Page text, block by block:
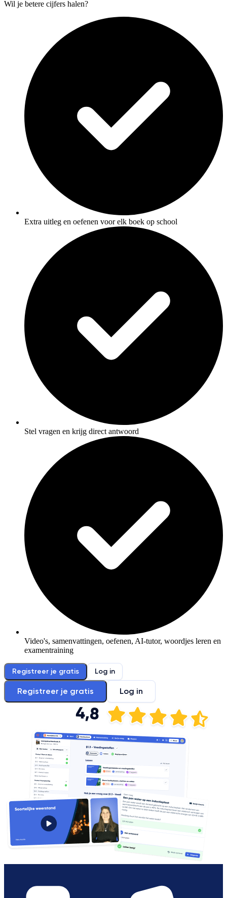
Wil je betere cijfers halen?
Extra uitleg en oefenen voor elk boek op school
Stel vragen en krijg direct antwoord
Video's, samenvattingen, oefenen, AI-tutor, woordjes leren en
examentraining
Registreer je gratis Log in
Registreer je gratis Log in